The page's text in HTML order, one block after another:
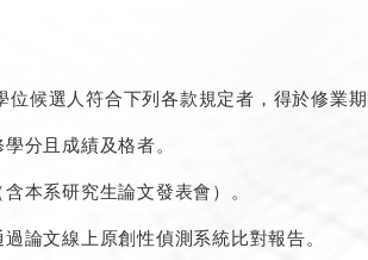
位候選人符合下列各款規定者，得於修業
分且成績及格者。
本系研究生論文發表會）。
論文線上原創性偵測系統比對報告。